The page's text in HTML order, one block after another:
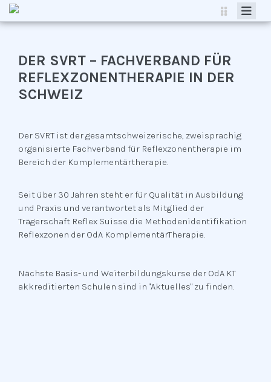
VERBAND
REFLEXZONENTHERAPIE
KONTAKT
DER SVRT – FACHVERBAND FÜR
REFLEXZONENTHERAPIE IN DER
SCHWEIZ
Der SVRT ist der gesamtschweizerische, zweisprachig
organisierte Fachverband für Reflexzonentherapie im
Bereich der Komplementärtherapie.
Seit über 30 Jahren steht er für Qualität in Ausbildung
und Praxis und verantwortet als Mitglied der
Trägerschaft Reflex Suisse die Methodenidentifikation
Reflexzonen der OdA KomplementärTherapie.
Nächste Basis- und Weiterbildungskurse der OdA KT
akkreditierten Schulen sind in "Aktuelles" zu finden.